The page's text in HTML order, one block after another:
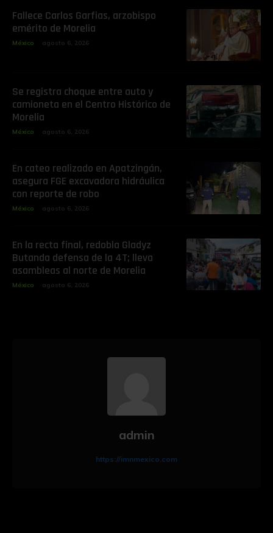
Fallece Carlos Garfias, arzobispo
emérito de Morelia
México agosto 6, 2026
Se registra choque entre auto y
camioneta en el Centro Histórico de
Morelia
México agosto 6, 2026
En cateo realizado en Apatzingán,
asegura FGE excavadora hidráulica
con reporte de robo
México agosto 6, 2026
En la recta final, redobla Gladyz
Butanda defensa de la 4T; lleva
asambleas al norte de Morelia
México agosto 6, 2026
admin
https://imnmexico.com